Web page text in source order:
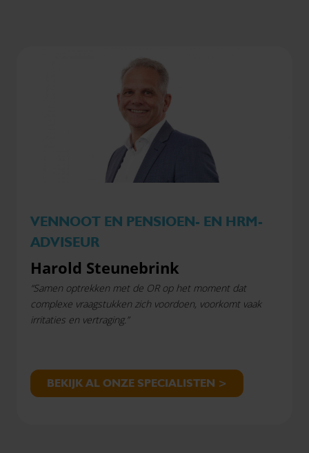
VENNOOT EN PENSIOEN- EN HRM-
ADVISEUR
Harold Steunebrink
“Samen optrekken met de OR op het moment dat
complexe vraagstukken zich voordoen, voorkomt vaak
irritaties en vertraging.”
BEKIJK AL ONZE SPECIALISTEN >